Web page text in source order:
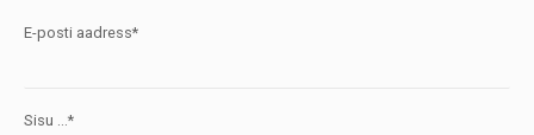
E-posti aadress*
Sisu ...*